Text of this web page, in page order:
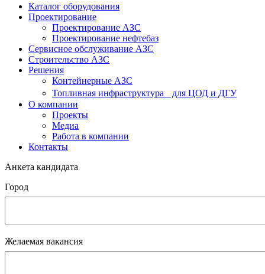
Каталог оборудования
Проектирование
Проектирование АЗС
Проектирование нефтебаз
Cервисное обслуживание АЗС
Строительство АЗС
Решения
Контейнерные АЗС
Топливная инфраструктура для ЦОД и ДГУ
О компании
Проекты
Медиа
Работа в компании
Контакты
Анкета кандидата
Город
Желаемая вакансия